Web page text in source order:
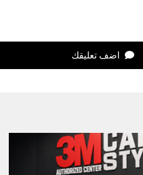
اضف تعليقك